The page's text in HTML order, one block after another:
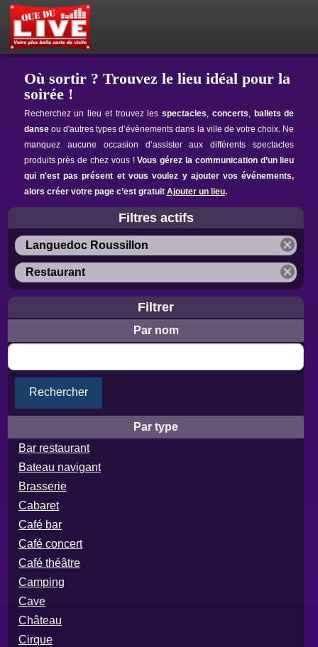
Où sortir ? Trouvez le lieu idéal pour la
soirée !
Recherchez un lieu et trouvez lesspectacles, concerts, ballets de
danseou d'autres types d’évènements dans la ville de votre choix. Ne
manquez aucune occasion d’assister aux différents spectacles
produits près de chez vous !Vous gérez la communication d’un lieu
qui n'est pas présent et vous voulez y ajouter vos événements,
alors créer votre page c’est gratuit Ajouter un lieu.
Filtres actifs
Languedoc Roussillon
Restaurant
Filtrer
Par nom
Rechercher
Par type
Bar restaurant
Bateau navigant
Brasserie
Cabaret
Café bar
Café concert
Café théâtre
Camping
Cave
Château
Cirque